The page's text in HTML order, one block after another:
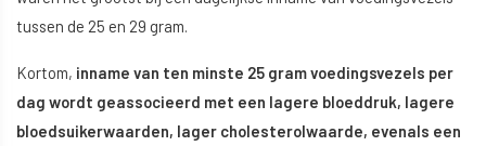
tussen de 25 en 29 gram.
Kortom, inname van ten minste 25 gram voedingsvezels per
dag wordt geassocieerd met een lagere bloeddruk, lagere
bloedsuikerwaarden, lager cholesterolwaarde, evenals een